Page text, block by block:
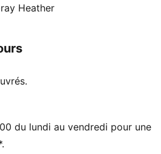
d'une bandoulière
d'un empiècement résistant sur
avec le style signature de
à fermeture éclair
Heather
du lundi au vendredi pour une